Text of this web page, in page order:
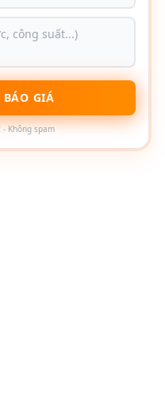
GIÁ
Không spam